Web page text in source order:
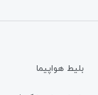
بلیط هواپیما